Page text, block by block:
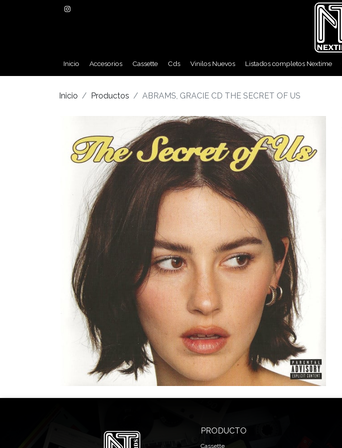
Inicio Accesorios Cassette Cds Vinilos Nuevos Listados completos Nextime
Inicio Productos ABRAMS, GRACIE CD THE SECRET OF US
PRODUCTO
Cassette